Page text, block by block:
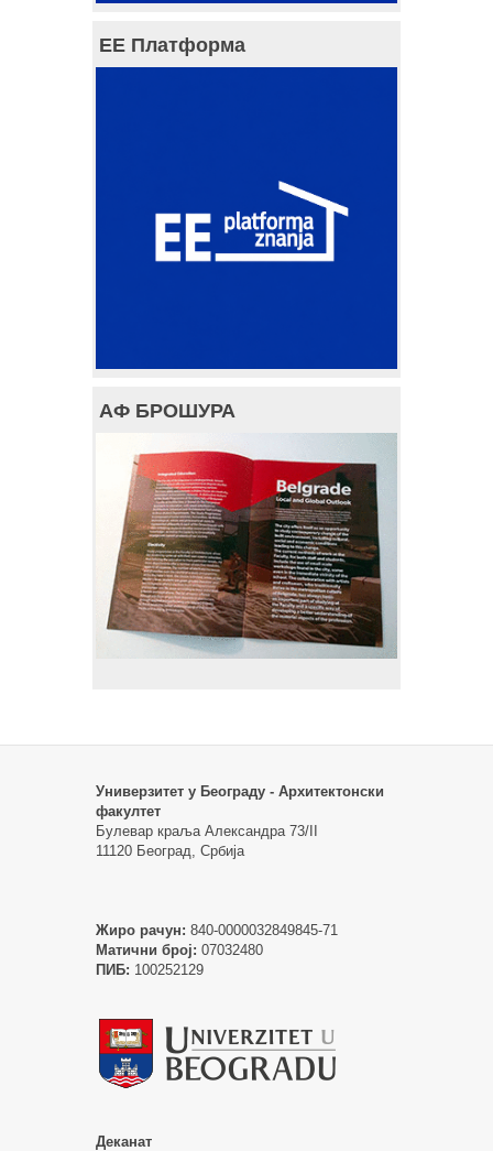
ЕЕ Платформа
АФ БРОШУРА
Универзитет у Београду - Архитектонски
факултет
Булевар краља Александра 73/II
11120 Београд, Србија
Жиро рачун: 840-0000032849845-71
Матични број: 07032480
ПИБ: 100252129
Деканат